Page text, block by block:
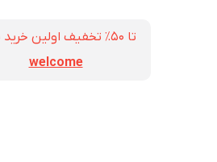
تا ۵۰٪ تخفیف اولین خرید با کد
welcome